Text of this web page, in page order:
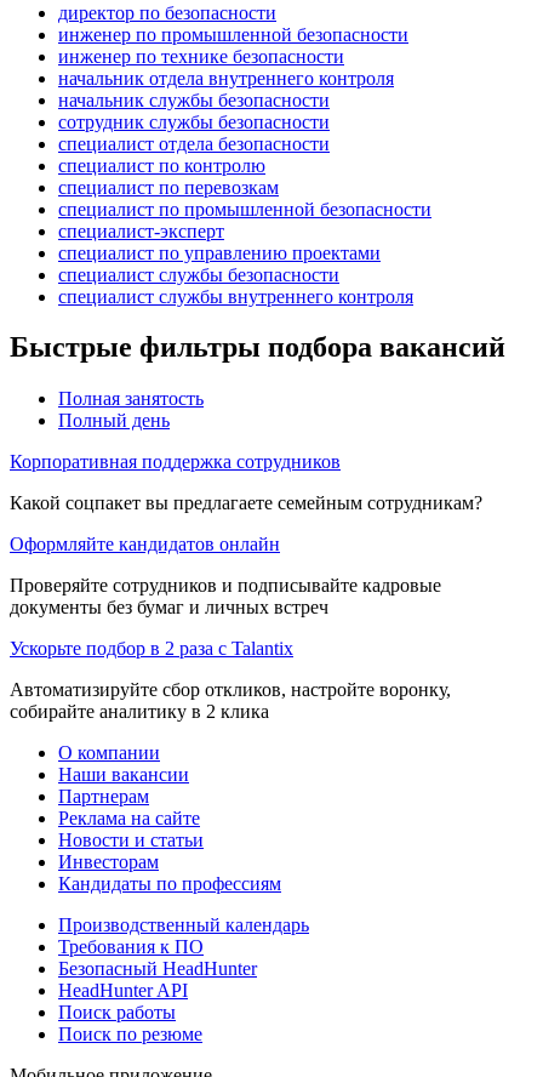
директор по безопасности
инженер по промышленной безопасности
инженер по технике безопасности
начальник отдела внутреннего контроля
начальник службы безопасности
сотрудник службы безопасности
специалист отдела безопасности
специалист по контролю
специалист по перевозкам
специалист по промышленной безопасности
специалист-эксперт
специалист по управлению проектами
специалист службы безопасности
специалист службы внутреннего контроля
Быстрые фильтры подбора вакансий
Полная занятость
Полный день
Корпоративная поддержка сотрудников
Какой соцпакет вы предлагаете семейным сотрудникам?
Оформляйте кандидатов онлайн
Проверяйте сотрудников и подписывайте кадровые
документы без бумаг и личных встреч
Ускорьте подбор в 2 раза с Talantix
Автоматизируйте сбор откликов, настройте воронку,
собирайте аналитику в 2 клика
О компании
Наши вакансии
Партнерам
Реклама на сайте
Новости и статьи
Инвесторам
Кандидаты по профессиям
Производственный календарь
Требования к ПО
Безопасный HeadHunter
HeadHunter API
Поиск работы
Поиск по резюме